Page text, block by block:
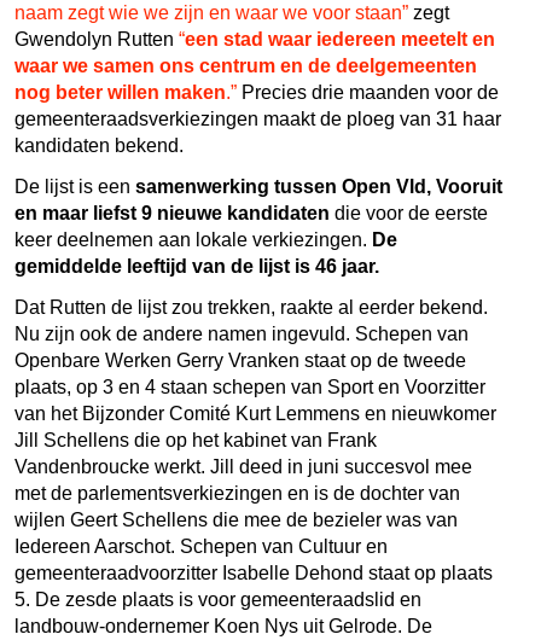
naam zegt wie we zijn en waar we voor staan” zegt
Gwendolyn Rutten “een stad waar iedereen meetelt en
waar we samen ons centrum en de deelgemeenten
nog beter willen maken.” Precies drie maanden voor de
gemeenteraadsverkiezingen maakt de ploeg van 31 haar
kandidaten bekend.
De lijst is een samenwerking tussen Open Vld, Vooruit
en maar liefst 9 nieuwe kandidaten die voor de eerste
keer deelnemen aan lokale verkiezingen. De
gemiddelde leeftijd van de lijst is 46 jaar.
Dat Rutten de lijst zou trekken, raakte al eerder bekend.
Nu zijn ook de andere namen ingevuld. Schepen van
Openbare Werken Gerry Vranken staat op de tweede
plaats, op 3 en 4 staan schepen van Sport en Voorzitter
van het Bijzonder Comité Kurt Lemmens en nieuwkomer
Jill Schellens die op het kabinet van Frank
Vandenbroucke werkt. Jill deed in juni succesvol mee
met de parlementsverkiezingen en is de dochter van
wijlen Geert Schellens die mee de bezieler was van
Iedereen Aarschot. Schepen van Cultuur en
gemeenteraadvoorzitter Isabelle Dehond staat op plaats
5. De zesde plaats is voor gemeenteraadslid en
landbouw-ondernemer Koen Nys uit Gelrode. De